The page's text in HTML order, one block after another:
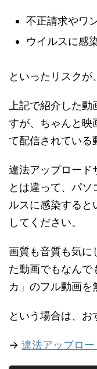
不正請求やワ
ウイルスに感
といったリスクが
上記で紹介した
すが、ちゃんと映
て配信されている
違法アップロード
とは違って、パソ
ルスに感染すると
してください。
画質も音質も気に
た動画でもなんで
カ」のフル動画を
という場合は、お
→ 違法アップロ